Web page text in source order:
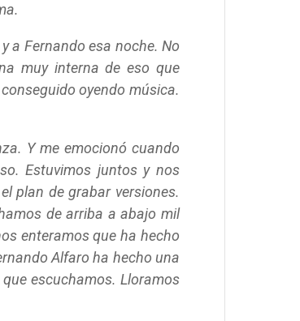
a Fernando esa noche. No
muy interna de eso que
oyendo música.
Y me emocionó cuando
Estuvimos juntos y nos
plan de grabar versiones.
de arriba a abajo mil
enteramos que ha hecho
Alfaro ha hecho una
que escuchamos. Lloramos